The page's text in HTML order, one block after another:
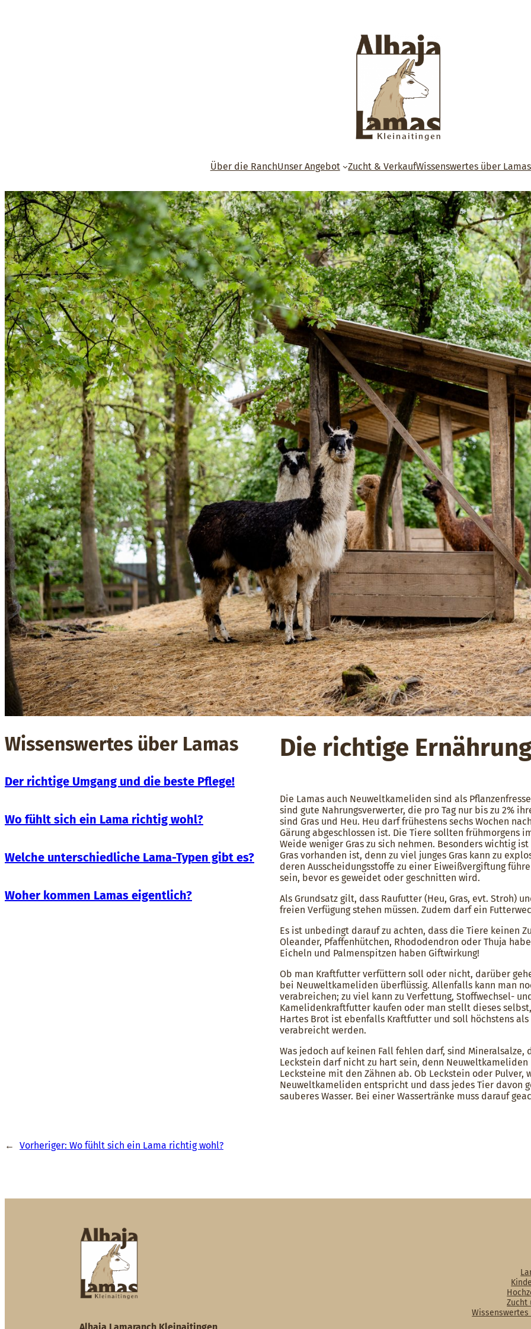
Über die RanchUnser Angebot Zucht & VerkaufWissenswertes über Lamas
Wissenswertes über Lamas
Der richtige Umgang und die beste Pflege!
Wo fühlt sich ein Lama richtig wohl?
Welche unterschiedliche Lama-Typen gibt es?
Woher kommen Lamas eigentlich?
Die richtige
Die Lamas auch Neuweltkameliden sind als
sind gute Nahrungsverwerter, die pro Tag nur bis zu 2%
sind Gras und Heu. Heu darf frühestens sechs Wochen
Gärung abgeschlossen ist. Die Tiere sollten frühmorgens
Weide weniger Gras zu sich nehmen. Besonders wichtig
Gras vorhanden ist, denn zu viel junges Gras kann zu
deren Ausscheidungsstoffe zu einer Eiweißvergiftung
sein, bevor es geweidet oder geschnitten wird.
Als Grundsatz gilt, dass Raufutter (Heu, Gras, evt. Stroh)
freien Verfügung stehen müssen. Zudem darf ein
Es ist unbedingt darauf zu achten, dass die Tiere keinen
Oleander, Pfaffenhütchen, Rhododendron oder Thuja
Eicheln und Palmenspitzen haben Giftwirkung!
Ob man Kraftfutter verfüttern soll oder nicht, darüber
bei Neuweltkameliden überflüssig. Allenfalls kann man
verabreichen; zu viel kann zu Verfettung, Stoffwechsel-
Kamelidenkraftfutter kaufen oder man stellt dieses
Hartes Brot ist ebenfalls Kraftfutter und soll höchstens
verabreicht werden.
Was jedoch auf keinen Fall fehlen darf, sind
Leckstein darf nicht zu hart sein, denn
Lecksteine mit den Zähnen ab. Ob Leckstein oder
Neuweltkameliden entspricht und dass jedes Tier davon
sauberes Wasser. Bei einer Wassertränke muss darauf
← Vorheriger: Wo fühlt sich ein Lama richtig wohl?
Zucht